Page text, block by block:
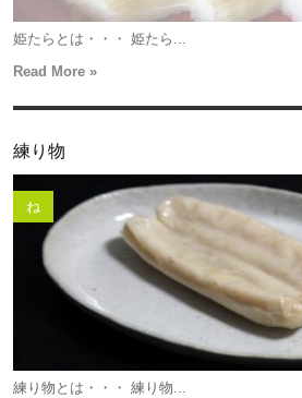
姫たらとは・・・ 姫たら...
Read More »
練り物
ね
練り物とは・・・ 練り物...